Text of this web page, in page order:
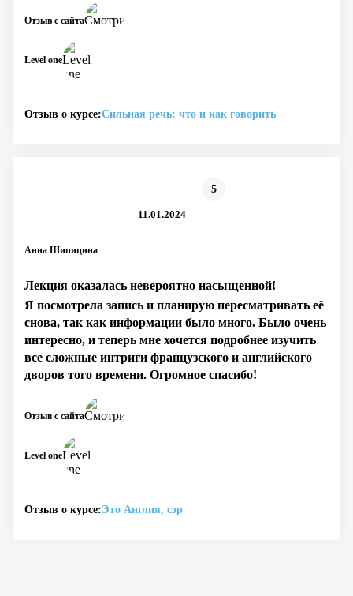
Level one
Отзыв с сайта
Отзыв о курсе:Сильная речь: что и как говорить
Анна Шипицина
5
11.01.2024
Лекция оказалась невероятно насыщенной!
Я посмотрела запись и планирую пересматривать её
снова, так как информации было много. Было очень
интересно, и теперь мне хочется подробнее изучить
все сложные интриги французского и английского
дворов того времени. Огромное спасибо!
Level one
Отзыв с сайта
Отзыв о курсе:Это Англия, сэр